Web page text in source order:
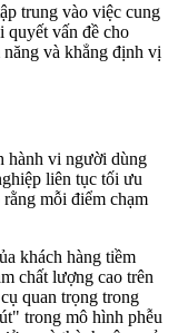
trung vào việc cung
quyết vấn đề cho
và khẳng định vị
hành vi người dùng
liên tục tối ưu
mỗi điểm chạm
khách hàng tiềm
chất lượng cao trên
quan trọng trong
trong mô hình phễu